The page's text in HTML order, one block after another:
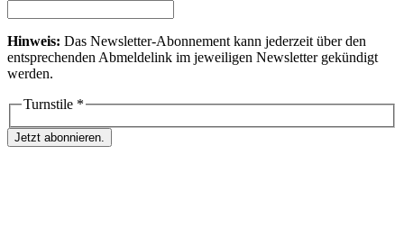
Hinweis: Das Newsletter-Abonnement kann jederzeit über den
entsprechenden Abmeldelink im jeweiligen Newsletter gekündigt
werden.
Turnstile *
Jetzt abonnieren.